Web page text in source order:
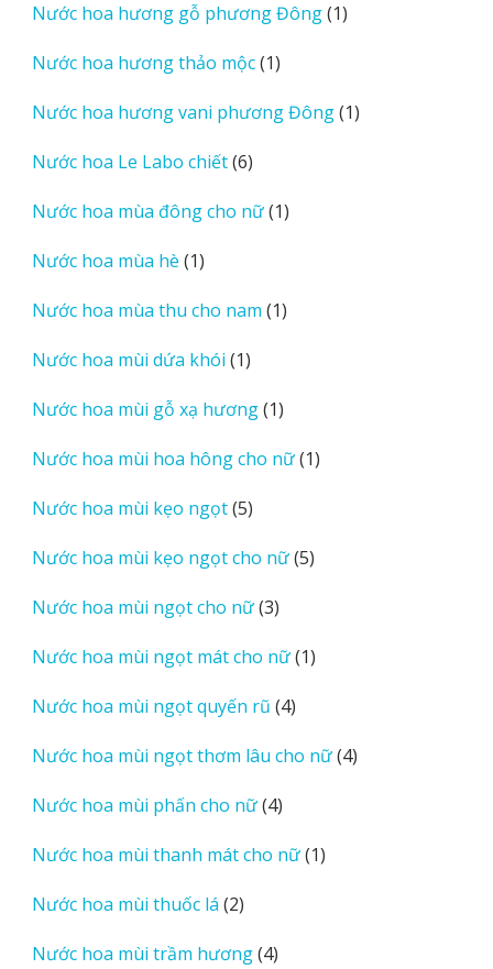
phẩm
Nước hoa hương gỗ phương Đông 11
Nước hoa hương thảo mộc 11
phẩm
Nước hoa hương vani phương Đông 11
Nước hoa Le Labo chiết 66
phẩm
Nước hoa mùa đông cho nữ 11
Nước hoa mùa hè 11
phẩm
Nước hoa mùa thu cho nam 11
Nước hoa mùi dứa khói 11
phẩm
Nước hoa mùi gỗ xạ hương 11
phẩm
Nước hoa mùi hoa hông cho nữ 11
Nước hoa mùi kẹo ngọt 55
phẩm
Nước hoa mùi kẹo ngọt cho nữ 55
Nước hoa mùi ngọt cho nữ 33
phẩm
Nước hoa mùi ngọt mát cho nữ 11
Nước hoa mùi ngọt quyến rũ 44
phẩm
Nước hoa mùi ngọt thơm lâu cho nữ 44
Nước hoa mùi phấn cho nữ 44
phẩm
Nước hoa mùi thanh mát cho nữ 11
Nước hoa mùi thuốc lá 22
phẩm
Nước hoa mùi trầm hương 44